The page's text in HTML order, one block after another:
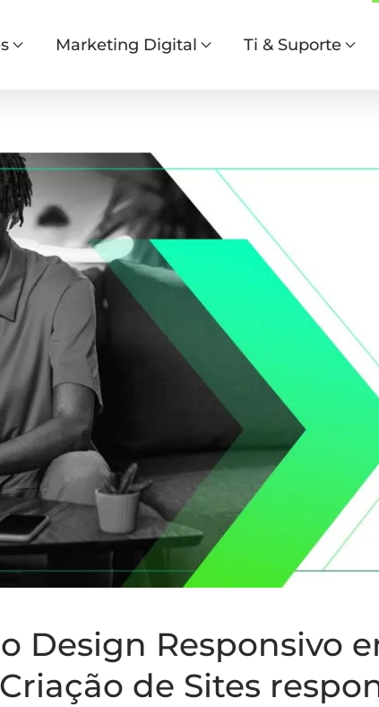
Marketing Digital Ti & Suporte
Design Responsivo
de Sites